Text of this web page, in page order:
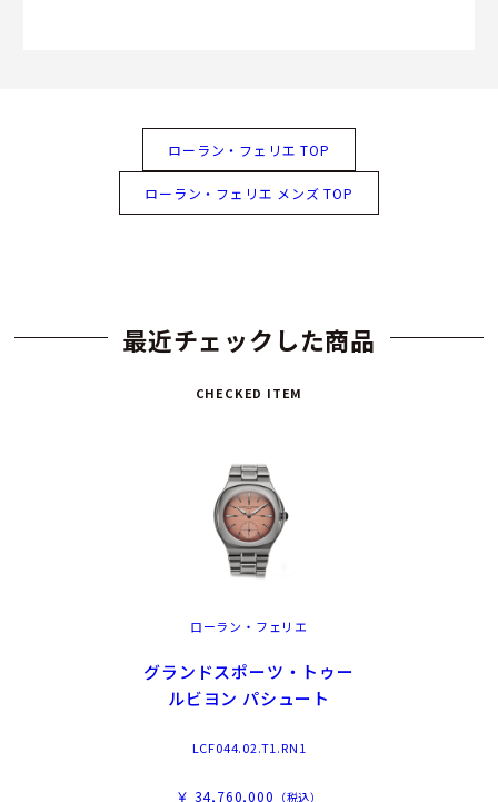
ローラン・フェリエ TOP
ローラン・フェリエ メンズ TOP
最近チェックした商品
CHECKED ITEM
ローラン・フェリエ
グランドスポーツ・トゥー
ルビヨン パシュート
LCF044.02.T1.RN1
￥ 34,760,000 （税込）